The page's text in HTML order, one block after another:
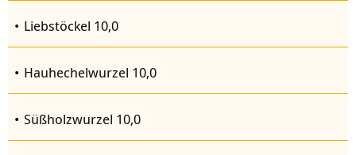
Liebstöckel 10,0
Hauhechelwurzel 10,0
Süßholzwurzel 10,0